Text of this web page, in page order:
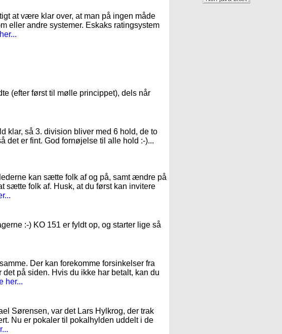
at være klar over, at man på ingen måde
eller andre systemer. Eskaks ratingsystem
(efter først til mølle princippet), dels når
klar, så 3. division bliver med 6 hold, de to
det er fint. God fornøjelse til alle hold :-)...
kan sætte folk af og på, samt ændre på
folk af. Husk, at du først kan invitere
:-) KO 151 er fyldt op, og starter lige så
Der kan forekomme forsinkelser fra
på siden. Hvis du ikke har betalt, kan du
her...
Sørensen, var det Lars Hylkrog, der trak
Nu er pokaler til pokalhylden uddelt i de